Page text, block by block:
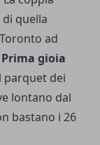
quella
ad
Prima gioia
parquet dei
lontano dal
bastano i 26